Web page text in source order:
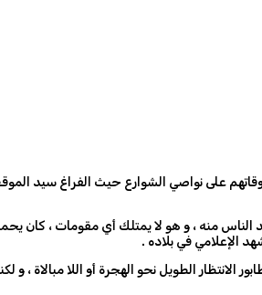
على نواصي الشوارع حيث الفراغ سيد
منه ، و هو لا يمتلك أي مقومات ، كان
الإعلامي في بلاده .
الطويل نحو الهجرة أو اللا مبالاة ، و